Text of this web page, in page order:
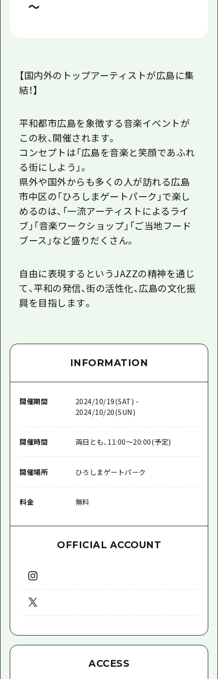
関連リンク
～
【国内外のトップアーティストが広島に集
結！】
平和都市広島を象徴する音楽イベントが
この秋、開催されます。
コンセプトは「広島を音楽と笑顔であふれ
る街にしよう」。
県外や国外からも多くの人が訪れる広島
市中区の「ひろしまゲートパーク」で楽し
めるのは、「一流アーティストによるライ
ブ」「音楽ワークショップ」「ご当地フード
ブース」など盛りだくさん。
自由に表現するというJAZZの精神を通じ
て、平和の発信、街の活性化、広島の文化振
興を目指します。
INFORMATION
開催期間
2024/10/19(SAT) -
2024/10/20(SUN)
開催時間 両日とも、11:00～20:00(予定)
開催場所 ひろしまゲートパーク
料金 無料
OFFICIAL ACCOUNT
ACCESS